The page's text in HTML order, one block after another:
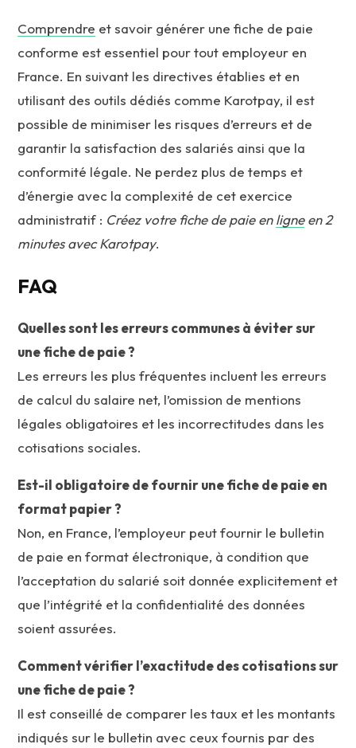
Comprendre et savoir générer une fiche de paie
conforme est essentiel pour tout employeur en
France. En suivant les directives établies et en
utilisant des outils dédiés comme Karotpay, il est
possible de minimiser les risques d’erreurs et de
garantir la satisfaction des salariés ainsi que la
conformité légale. Ne perdez plus de temps et
d’énergie avec la complexité de cet exercice
administratif : Créez votre fiche de paie enligneen 2
minutes avec Karotpay.
FAQ
Quelles sont les erreurs communes à éviter sur
une fiche de paie ?
Les erreurs les plus fréquentes incluent les erreurs
de calcul du salaire net, l’omission de mentions
légales obligatoires et les incorrectitudes dans les
cotisations sociales.
Est-il obligatoire de fournir une fiche de paie en
format papier ?
Non, en France, l’employeur peut fournir le bulletin
de paie en format électronique, à condition que
l’acceptation du salarié soit donnée explicitement et
que l’intégrité et la confidentialité des données
soient assurées.
Comment vérifier l’exactitude des cotisations sur
une fiche de paie ?
Il est conseillé de comparer les taux et les montants
indiqués sur le bulletin avec ceux fournis par des